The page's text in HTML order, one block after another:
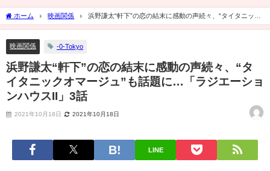
ホーム 映画関係
浜野謙太“軒下”の恋の結末に感動の声続々、“タイタニック
オマージュ”も話題に…「ラジエーションハウスII」3話
映画関係 -0-Tokyo
浜野謙太“軒下”の恋の結末に感動の声続々、“タ
イタニックオマージュ”も話題に…「ラジエーショ
ンハウスII」3話
2021年10月18日 2021年10月18日
LINE